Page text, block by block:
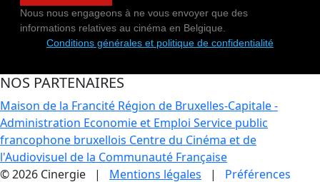
Nous nous engageons à ne vous envoyer que des
informations relatives au cinéma en Belgique.
Conditions générales et politique de confidentialité
NOS PARTENAIRES
Maison de la Francité Région de Bruxelles-Capitale -
Administration Economie et Emploi Service public
francophone bruxellois Centre du Cinéma et de
l'Audiovisuel de la Communauté Française
© 2026 Cinergie | Mentions légales | Préférences